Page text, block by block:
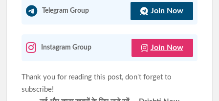
Telegram Group Join Now
Instagram Group Join Now
Thank you for reading this post, don't forget to
subscribe!